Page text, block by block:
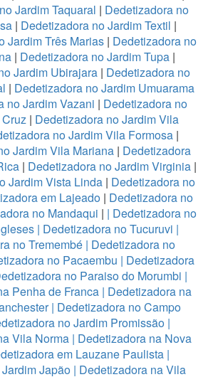
Jardim Taquaral | Dedetizadora no
| Dedetizadora no Jardim Textil |
Jardim Três Marias| Dedetizadora no
| Dedetizadora no Jardim Tupa|
Jardim Ubirajara | Dedetizadora no
| Dedetizadora no Jardim Umuarama
no Jardim Vazani | Dedetizadora no
| Dedetizadora no Jardim Vila
no Jardim Vila Formosa |
Jardim Vila Mariana | Dedetizadora
| Dedetizadora no Jardim Virginia |
Jardim Vista Linda | Dedetizadora no
em Lajeado | Dedetizadora no
no Mandaqui | | Dedetizadora no
| Dedetizadora no Tucuruvi |
no Tremembé | Dedetizadora no
no Pacaembu | Dedetizadora
no Paraiso do Morumbi |
Penha de Franca | Dedetizadora na
| Dedetizadora no Campo
no Jardim Promissão |
Vila Norma | Dedetizadora na Nova
em Lauzane Paulista |
Japão | Dedetizadora na Vila